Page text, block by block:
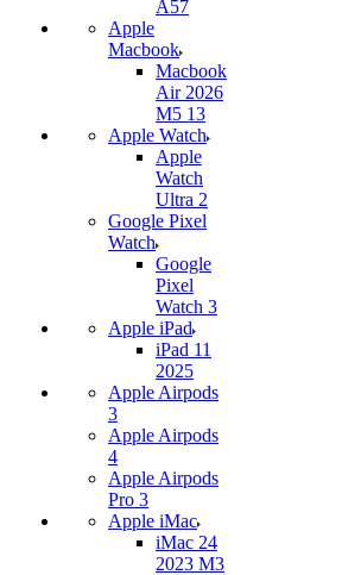
A57
Apple
Macbook
Macbook
Air 2026
M5 13
Apple Watch
Apple
Watch
Ultra 2
Google Pixel
Watch
Google
Pixel
Watch 3
Apple iPad
iPad 11
2025
Apple Airpods
3
Apple Airpods
4
Apple Airpods
Pro 3
Apple iMac
iMac 24
2023 M3